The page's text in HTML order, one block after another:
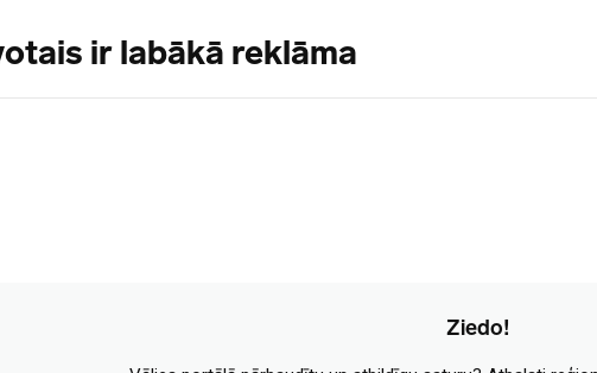
ir labākā reklāma
Ziedo!